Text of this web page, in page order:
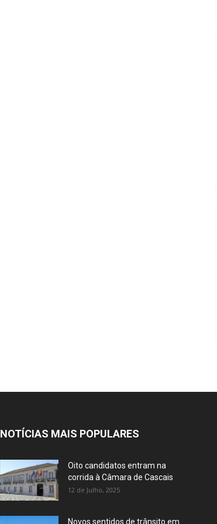
NOTÍCIAS MAIS POPULARES
Oito candidatos entram na
corrida à Câmara de Cascais
12 de Julho, 2025
Novos sentidos de trânsito em